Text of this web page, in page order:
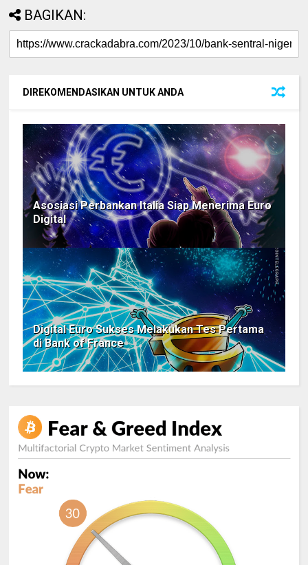
BAGIKAN:
DIREKOMENDASIKAN UNTUK ANDA
Asosiasi Perbankan Italia Siap Menerima Euro
Digital
Digital Euro Sukses Melakukan Tes Pertama
di Bank of France